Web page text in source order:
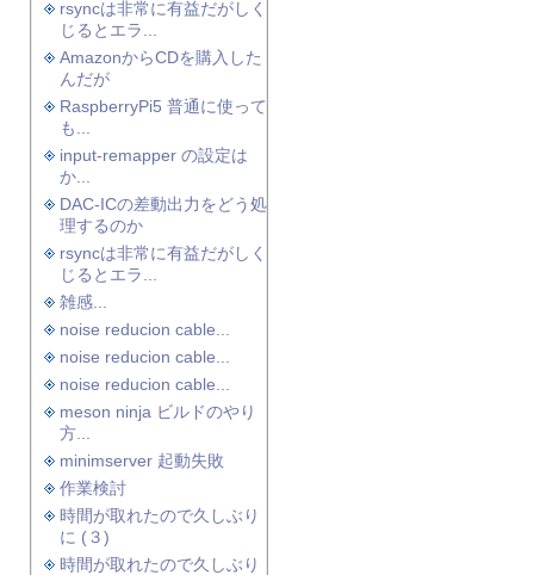
rsyncは非常に有益だがしく
じるとエラ...
AmazonからCDを購入した
んだが
RaspberryPi5 普通に使って
も...
input-remapper の設定は
か...
DAC-ICの差動出力をどう処
理するのか
rsyncは非常に有益だがしく
じるとエラ...
雑感...
noise reducion cable...
noise reducion cable...
noise reducion cable...
meson ninja ビルドのやり
方...
minimserver 起動失敗
作業検討
時間が取れたので久しぶり
に (３)
時間が取れたので久しぶり